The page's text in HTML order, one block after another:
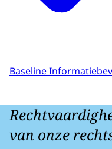
Baseline
van onze